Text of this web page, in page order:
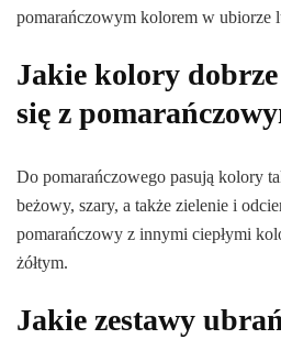
pomarańczowym kolorem w ubiorze
Jakie kolory
się z
Do pomarańczowego pasują kolory
beżowy, szary, a także zielenie i
pomarańczowy z innymi ciepłymi
żółtym.
Jakie zestawy